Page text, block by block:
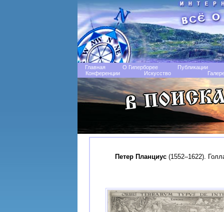
Главная О Гиперборее
Публикации
Конференции
Искусство
Петер Планциус (1552–1622).